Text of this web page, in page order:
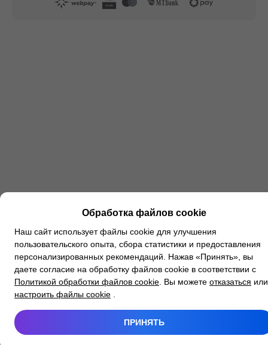
Обработка файлов cookie
Наш сайт использует файлы cookie для улучшения
пользовательского опыта, сбора статистики и предоставления
персонализированных рекомендаций. Нажав «Принять», вы
даете согласие на обработку файлов cookie в соответствии с
Политикой обработки файлов cookie . Вы можете отказаться или
настроить файлы cookie
ПРИНЯТЬ